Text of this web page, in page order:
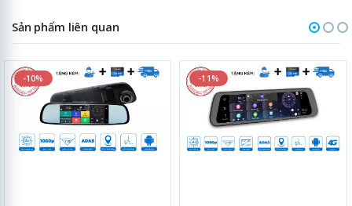
Sản phẩm liên quan
-10% -11%